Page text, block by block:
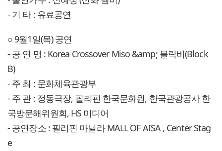
- 기 타 : 유료공연
○ 9월1일(목) 공연
- 공 연 명 : Korea Crossover Miso &amp; 블락비(Block
B)
- 주 최 : 문화체육관광부
- 주 관 : 정동극장, 필리핀 한국문화원, 한국관광공사 한
국방문해위원회, HS 미디어
- 공연장소 : 필리핀 마닐라 MALL OF AISA , Center Stag
e